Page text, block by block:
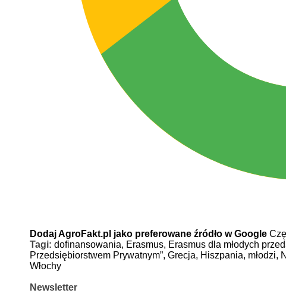
Dodaj AgroFakt.pl jako preferowane źródło w Google
Tagi: dofinansowania, Erasmus, Erasmus dla młodych
Przedsiębiorstwem Prywatnym”, Grecja, Hiszpania, młodzi,
Włochy
Newsletter